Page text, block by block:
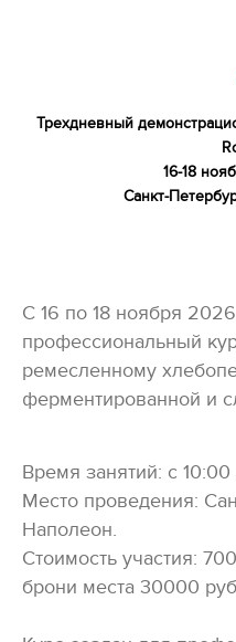
Трехдневный
16-18
Санкт-
С 16 по 18 ноября
профессиональный
ремесленному
ферментированной и
Время занятий: с 10:00
Место проведения:
Наполеон.
Стоимость участия:
брони места 30000